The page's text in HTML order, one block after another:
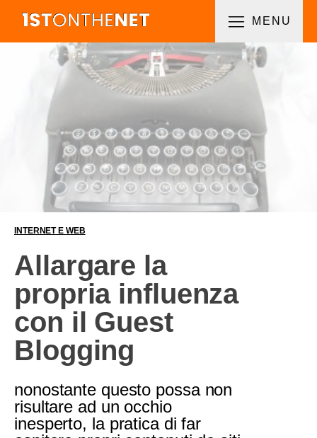
MENU
INTERNET E WEB
Allargare la
propria influenza
con il Guest
Blogging
nonostante questo possa non
risultare ad un occhio
inesperto, la pratica di far